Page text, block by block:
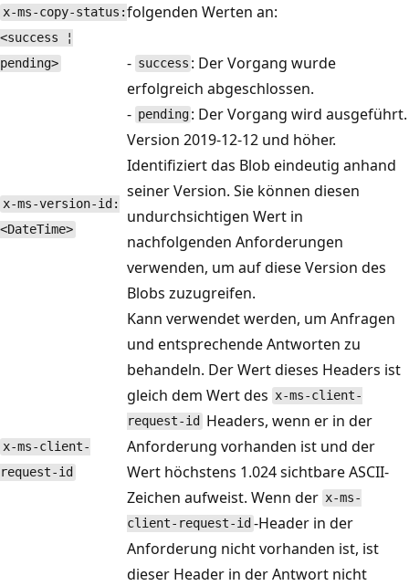
x-ms-copy-status:
<success ¦
pending>
folgenden Werten an:
- success : Der Vorgang wurde
erfolgreich abgeschlossen.
- pending : Der Vorgang wird ausgeführt.
x-ms-version-id:
<DateTime>
Version 2019-12-12 und höher.
Identifiziert das Blob eindeutig anhand
seiner Version. Sie können diesen
undurchsichtigen Wert in
nachfolgenden Anforderungen
verwenden, um auf diese Version des
Blobs zuzugreifen.
x-ms-client-
request-id
Kann verwendet werden, um Anfragen
und entsprechende Antworten zu
behandeln. Der Wert dieses Headers ist
gleich dem Wert des x-ms-client-
request-id
Headers, wenn er in der
Anforderung vorhanden ist und der
Wert höchstens 1.024 sichtbare ASCII-
Zeichen aufweist. Wenn der x-ms-
client-request-id -Header in der
Anforderung nicht vorhanden ist, ist
dieser Header in der Antwort nicht